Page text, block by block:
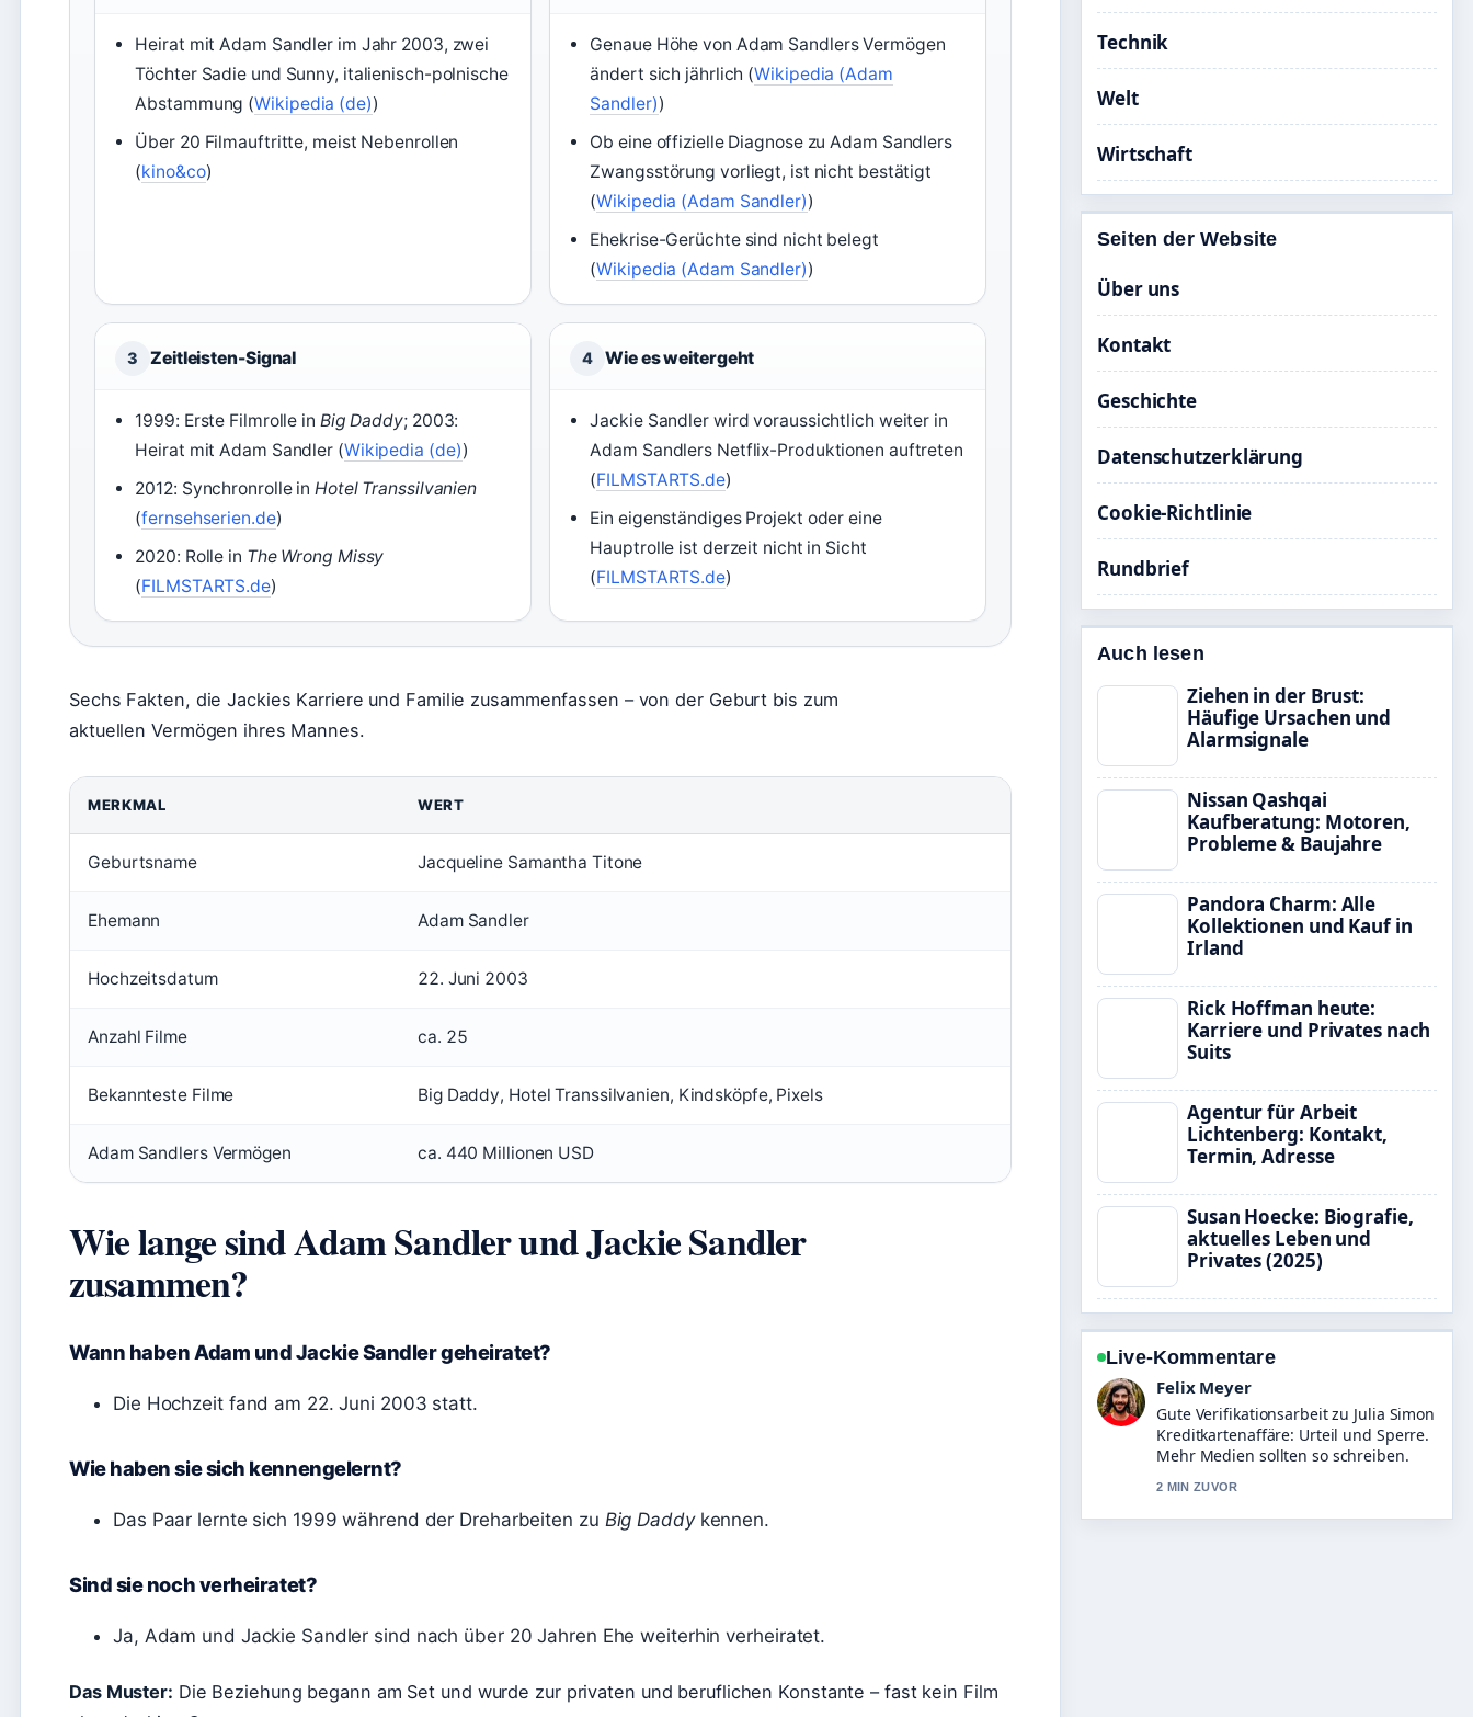
Heirat mit Adam Sandler im Jahr 2003, zwei
Töchter Sadie und Sunny, italienisch-polnische
Abstammung (Wikipedia (de))
Über 20 Filmauftritte, meist Nebenrollen
(kino&co)
Genaue Höhe von Adam Sandlers Vermögen
ändert sich jährlich (Wikipedia (Adam
Sandler))
Ob eine offizielle Diagnose zu Adam Sandlers
Zwangsstörung vorliegt, ist nicht bestätigt
(Wikipedia (Adam Sandler))
Ehekrise-Gerüchte sind nicht belegt
(Wikipedia (Adam Sandler))
3 Zeitleisten-Signal
1999: Erste Filmrolle in Big Daddy; 2003:
Heirat mit Adam Sandler (Wikipedia (de))
2012: Synchronrolle in Hotel Transsilvanien
(fernsehserien.de)
2020: Rolle in The Wrong Missy
(FILMSTARTS.de)
4 Wie es weitergeht
Jackie Sandler wird voraussichtlich weiter in
Adam Sandlers Netflix-Produktionen auftreten
(FILMSTARTS.de)
Ein eigenständiges Projekt oder eine
Hauptrolle ist derzeit nicht in Sicht
(FILMSTARTS.de)
Sechs Fakten, die Jackies Karriere und Familie zusammenfassen – von der Geburt bis zum
aktuellen Vermögen ihres Mannes.
MERKMAL WERT
Geburtsname Jacqueline Samantha Titone
Ehemann Adam Sandler
Hochzeitsdatum 22. Juni 2003
Anzahl Filme ca. 25
Bekannteste Filme Big Daddy, Hotel Transsilvanien, Kindsköpfe, Pixels
Adam Sandlers Vermögen ca. 440 Millionen USD
Wie lange sind Adam Sandler und Jackie Sandler
zusammen?
Wann haben Adam und Jackie Sandler geheiratet?
Die Hochzeit fand am 22. Juni 2003 statt.
Wie haben sie sich kennengelernt?
Das Paar lernte sich 1999 während der Dreharbeiten zu Big Daddykennen.
Sind sie noch verheiratet?
Ja, Adam und Jackie Sandler sind nach über 20 Jahren Ehe weiterhin verheiratet.
Das Muster: Die Beziehung begann am Set und wurde zur privaten und beruflichen Konstante – fast kein Film
Technik
Welt
Wirtschaft
Seiten der Website
Über uns
Kontakt
Geschichte
Datenschutzerklärung
Cookie-Richtlinie
Rundbrief
Auch lesen
Ziehen in der Brust:
Häufige Ursachen und
Alarmsignale
Nissan Qashqai
Kaufberatung: Motoren,
Probleme & Baujahre
Pandora Charm: Alle
Kollektionen und Kauf in
Irland
Rick Hoffman heute:
Karriere und Privates nach
Suits
Agentur für Arbeit
Lichtenberg: Kontakt,
Termin, Adresse
Susan Hoecke: Biografie,
aktuelles Leben und
Privates (2025)
Live-Kommentare
Laura Becker
Starke Einordnung zu Steffen
Baumgart: Gehalt, Entlassung &#038;
aktuelle Infos. Das ist die klarste
gesehen habe.